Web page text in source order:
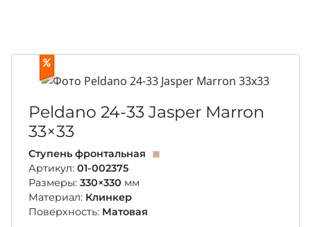
Peldano 24-33 Jasper Marron
33×33
Ступень фронтальная
Артикул: 01-002375
Размеры: 330×330 мм
Материал: Клинкер
Поверхность: Матовая